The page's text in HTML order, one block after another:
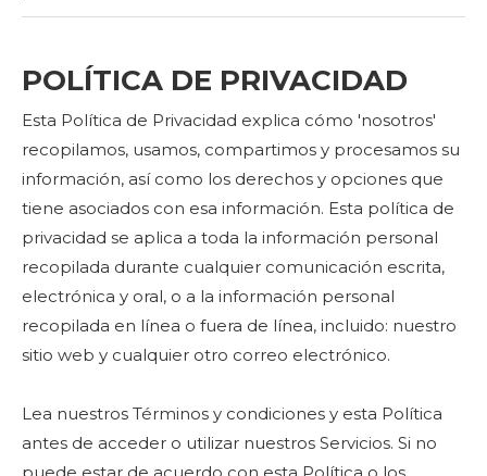
POLÍTICA DE PRIVACIDAD
Esta Política de Privacidad explica cómo 'nosotros'
recopilamos, usamos, compartimos y procesamos su
información, así como los derechos y opciones que
tiene asociados con esa información. Esta política de
privacidad se aplica a toda la información personal
recopilada durante cualquier comunicación escrita,
electrónica y oral, o a la información personal
recopilada en línea o fuera de línea, incluido: nuestro
sitio web y cualquier otro correo electrónico.
Lea nuestros Términos y condiciones y esta Política
antes de acceder o utilizar nuestros Servicios. Si no
puede estar de acuerdo con esta Política o los